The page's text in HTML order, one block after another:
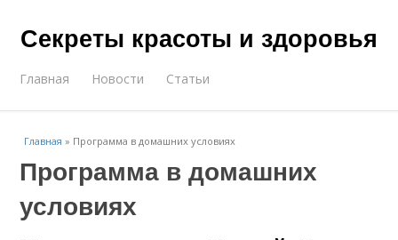
Секреты красоты и здоровья
Главная Новости Статьи
Главная » Программа в домашних условиях
Программа в домашних
условиях